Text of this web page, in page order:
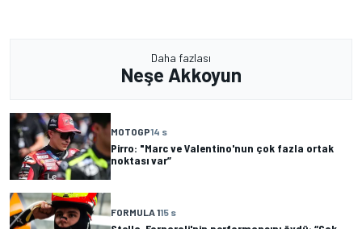
Daha fazlası
Neşe Akkoyun
MOTOGP14 s
Pirro: "Marc ve Valentino'nun çok fazla ortak
noktası var”
FORMULA 115 s